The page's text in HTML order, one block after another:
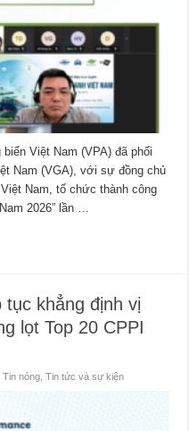
Việt Nam (VPA) đã phối
Nam (VGA), với sự đồng chủ
Nam, tổ chức thành công
2026” lần …
tục khẳng định vị
lọt Top 20 CPPI
Tin nóng,Tin tức và sự kiện